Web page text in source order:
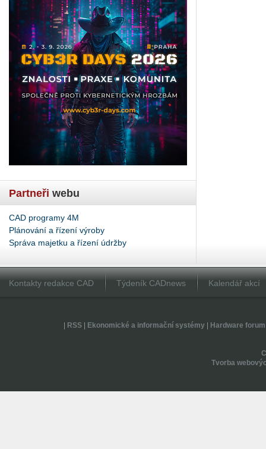
Partneři webu
CAD programy 4M
Plánování a řízení výroby
Správa majetku a řízení údržby
Kontakty redakce CAD Týdeník CADnews Kalendář akcí
RSS| Ekonomické a informační systémy| Hardware forum
Tvorba